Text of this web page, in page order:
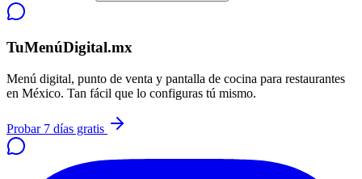
TuMenúDigital.mx
Menú digital, punto de venta y pantalla de cocina para restaurantes
en México. Tan fácil que lo configuras tú mismo.
Probar 7 días gratis